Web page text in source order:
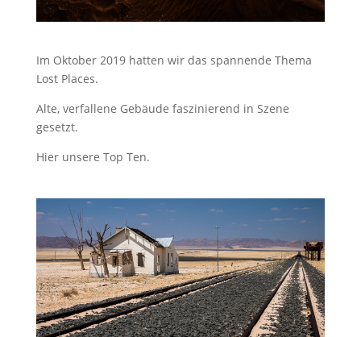
Im Oktober 2019 hatten wir das spannende Thema
Lost Places.
Alte, verfallene Gebäude faszinierend in Szene
gesetzt.
Hier unsere Top Ten.